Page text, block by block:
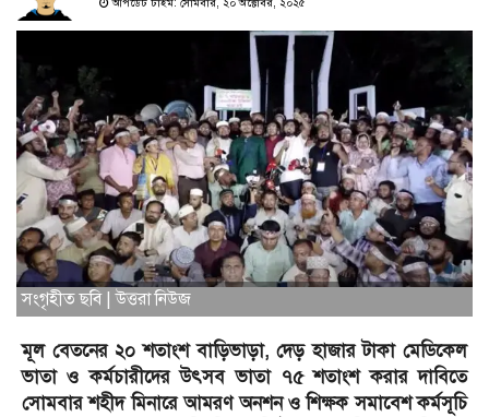
আপডেট টাইম: সোমবার, ২০ অক্টোবর, ২০২৫
সংগৃহীত ছবি | উত্তরা নিউজ
মূল বেতনের ২০ শতাংশ বাড়িভাড়া, দেড় হাজার টাকা মেডিকেল
ভাতা ও কর্মচারীদের উৎসব ভাতা ৭৫ শতাংশ করার দাবিতে
সোমবার শহীদ মিনারে আমরণ অনশন ও শিক্ষক সমাবেশ কর্মসূচি